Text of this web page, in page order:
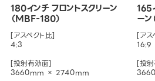
180インチ フロントスクリーン
（MBF-180）
[アスペクト比]
4:3
[投射有効面]
3660mm × 2740mm
165
ー
[アス
16:9
[投